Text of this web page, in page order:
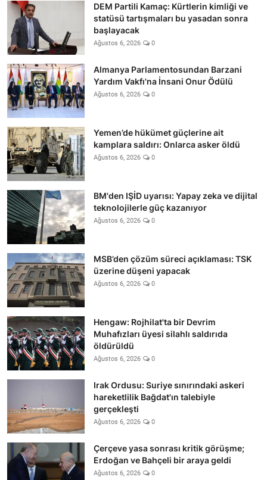
DEM Partili Kamaç: Kürtlerin kimliği ve
statüsü tartışmaları bu yasadan sonra
başlayacak
Ağustos 6, 2026 0
Almanya Parlamentosundan Barzani
Yardım Vakfı'na İnsani Onur Ödülü
Ağustos 6, 2026 0
Yemen’de hükümet güçlerine ait
kamplara saldırı: Onlarca asker öldü
Ağustos 6, 2026 0
BM'den IŞİD uyarısı: Yapay zeka ve dijital
teknolojilerle güç kazanıyor
Ağustos 6, 2026 0
MSB’den çözüm süreci açıklaması: TSK
üzerine düşeni yapacak
Ağustos 6, 2026 0
Hengaw: Rojhilat'ta bir Devrim
Muhafızları üyesi silahlı saldırıda
öldürüldü
Ağustos 6, 2026 0
Irak Ordusu: Suriye sınırındaki askeri
hareketlilik Bağdat'ın talebiyle
gerçekleşti
Ağustos 6, 2026 0
Çerçeve yasa sonrası kritik görüşme;
Erdoğan ve Bahçeli bir araya geldi
Ağustos 6, 2026 0